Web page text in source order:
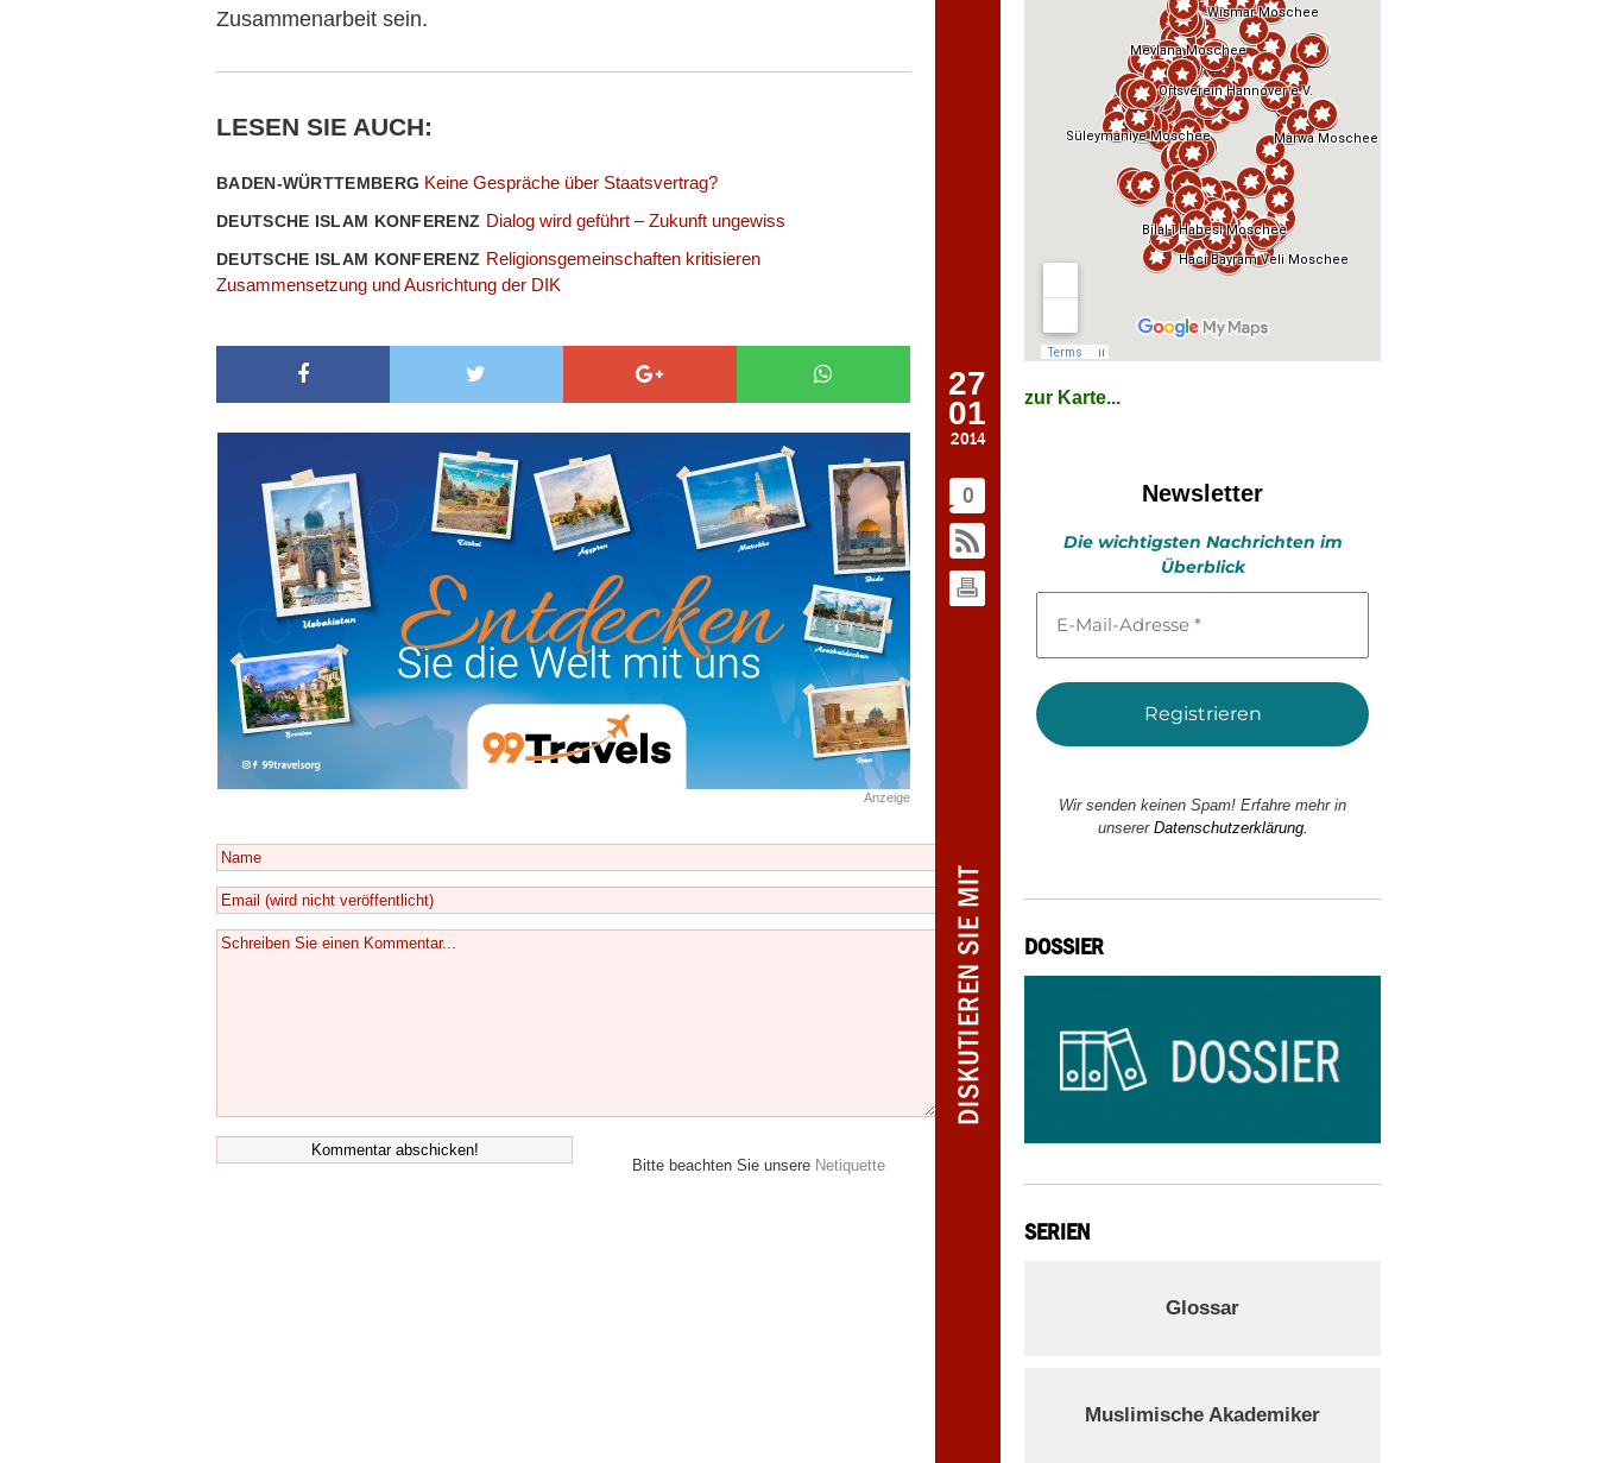
27
01
2014
0
Zusammenarbeit sein.
LESEN SIE AUCH:
BADEN-WÜRTTEMBERG Keine Gespräche über Staatsvertrag?
DEUTSCHE ISLAM KONFERENZ Dialog wird geführt – Zukunft ungewiss
DEUTSCHE ISLAM KONFERENZ Religionsgemeinschaften kritisieren
Zusammensetzung und Ausrichtung der DIK
Anzeige
Bitte beachten Sie unsere Netiquette
zur Karte...
Newsletter
Die wichtigsten Nachrichten im
Überblick
Mail-
*
Wir senden keinen Spam! Erfahre mehr in
unserer Datenschutzerklärung.
DOSSIER
SERIEN
Glossar
Muslimische Akademiker